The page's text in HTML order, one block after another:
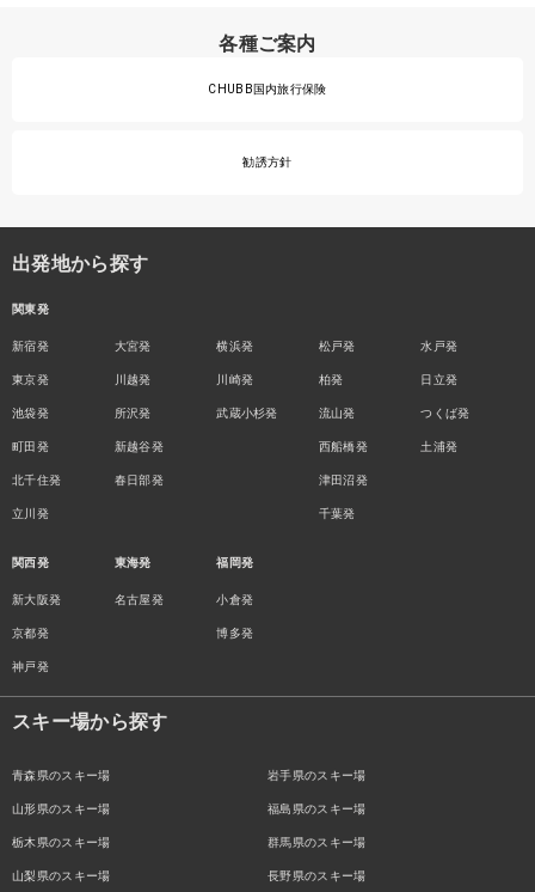
各種ご案内
CHUBB国内旅行保険
勧誘方針
出発地から探す
関東発
新宿発
東京発
池袋発
町田発
北千住発
立川発
大宮発
川越発
所沢発
新越谷発
春日部発
横浜発
川崎発
武蔵小杉発
松戸発
柏発
流山発
西船橋発
津田沼発
千葉発
水戸発
日立発
つくば発
土浦発
関西発
新大阪発
京都発
神戸発
東海発
名古屋発
福岡発
小倉発
博多発
スキー場から探す
青森県のスキー場 岩手県のスキー場
山形県のスキー場 福島県のスキー場
栃木県のスキー場 群馬県のスキー場
山梨県のスキー場 長野県のスキー場